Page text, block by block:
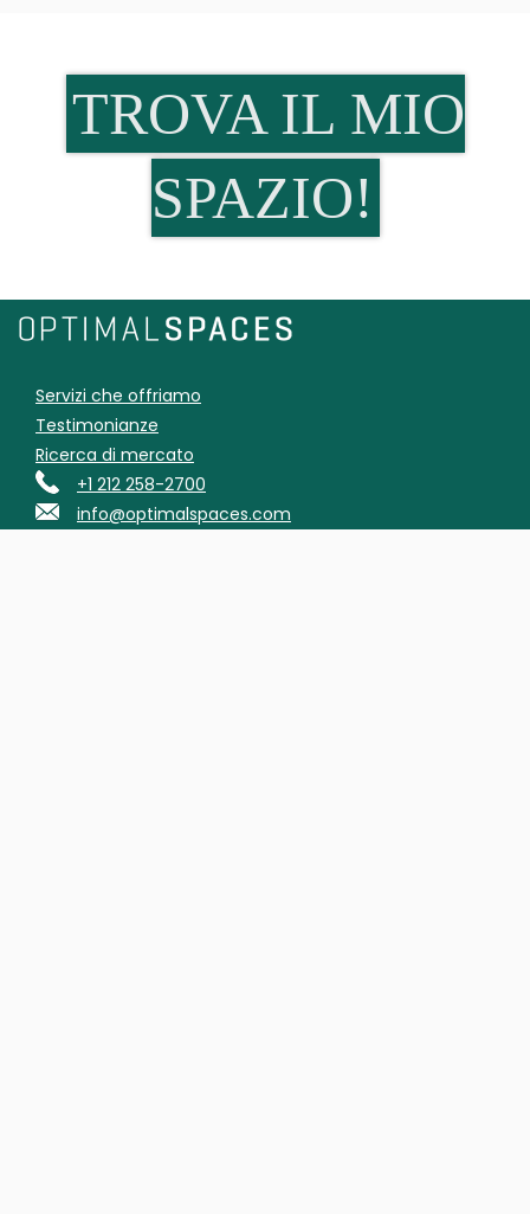
TROVA IL MIO
SPAZIO!
Servizi che offriamo
Testimonianze
Ricerca di mercato
+1 212 258-2700
info@optimalspaces.com